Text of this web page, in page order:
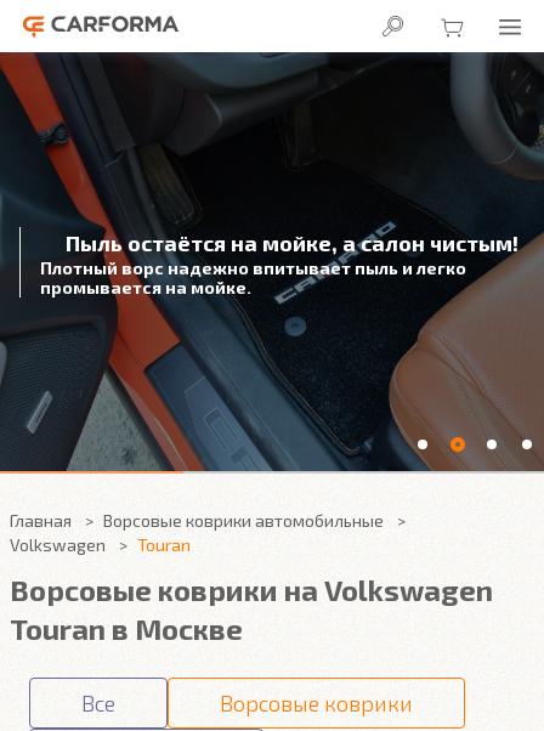
Пыль остаётся на мойке, а салон чистым!
Плотный ворс надежно впитывает пыль и легко
промывается на мойке.
Главная
Ворсовые коврики автомобильные
Volkswagen
Touran
Ворсовые коврики на Volkswagen
Touran в Москве
Все
Ворсовые коврики